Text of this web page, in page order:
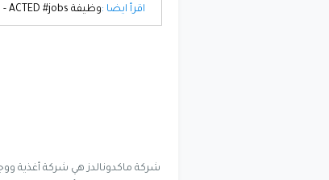
اقرأ ايضا :وظيفة Project Officer-EU - ACTED #jobs
شركة ماكدونالدز هي شركة أغذية